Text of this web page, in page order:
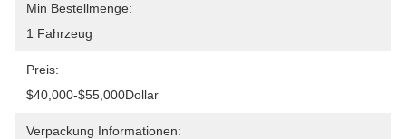
Min Bestellmenge:
1 Fahrzeug
Preis:
$40,000-$55,000Dollar
Verpackung Informationen: